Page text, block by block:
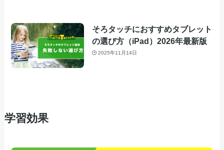
そろタッチにおすすめタブレット
の選び方（iPad）2026年最新版
2025年11月14日
学習効果